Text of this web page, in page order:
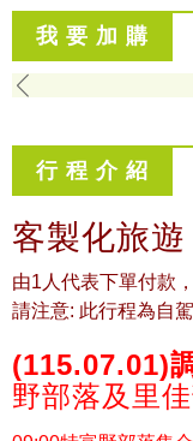
我 要 加 購
行 程 介 紹
客製化旅遊
由1人代表下單付款
請注意: 此行程為自
(115.07.01)
野部落及里